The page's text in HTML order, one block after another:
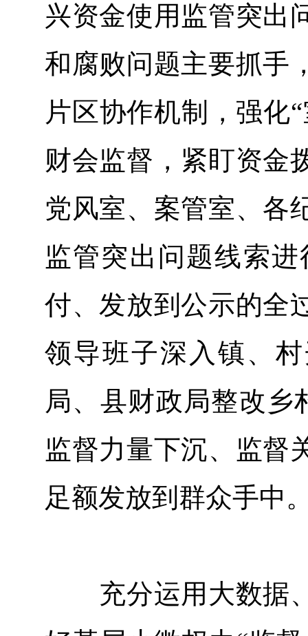
兴资金使用监管突出
和腐败问题主要抓手
片区协作机制，强化
财会监督，紧盯资金
党风室、案管室、各
监管突出问题线索
付、发放到公示的全
领导班子深入镇、
局、县财政局整改乡
监督力量下沉、监督
足额发放到群众手中
充分运用大数据、